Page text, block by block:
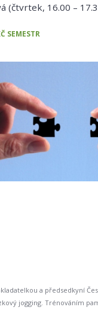
(čtvrtek, 16.00 –
SEMESTR
a předsedkyní
jogging. Trénováním